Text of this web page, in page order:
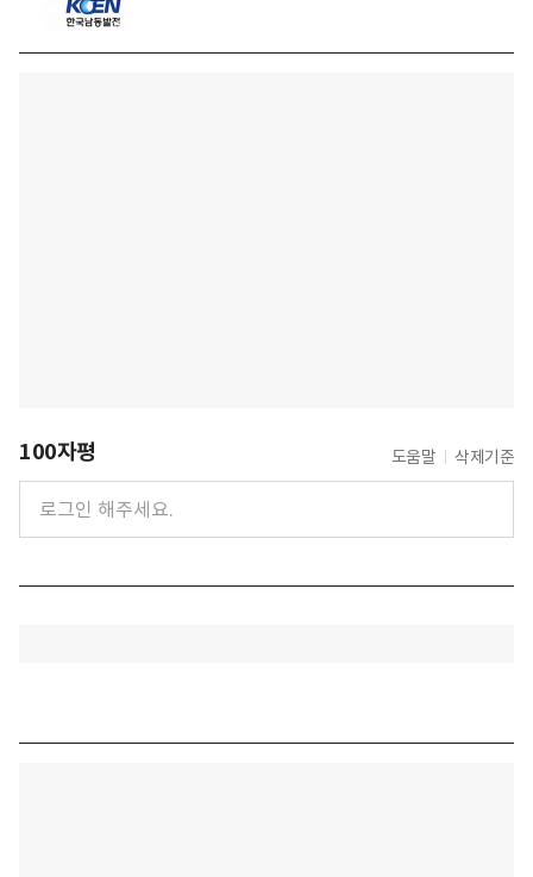
100자평 도움말 삭제기준